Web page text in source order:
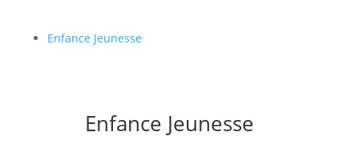
Enfance Jeunesse
Enfance Jeunesse